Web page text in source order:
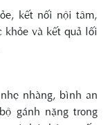
kết nối nội tâm,
khỏe và kết quả lối
nhàng, bình an
gánh nặng trong